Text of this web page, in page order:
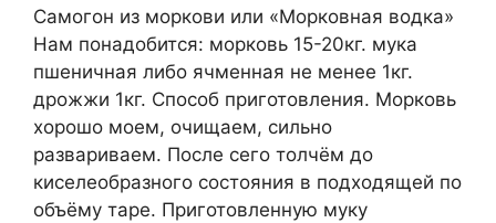
Самогон из моркови или «Морковная водка»
Нам понадобится: морковь 15-20кг. мука
пшеничная либо ячменная не менее 1кг.
дрожжи 1кг. Способ приготовления. Морковь
хорошо моем, очищаем, сильно
развариваем. После сего толчём до
киселеобразного состояния в подходящей по
объёму таре. Приготовленную муку